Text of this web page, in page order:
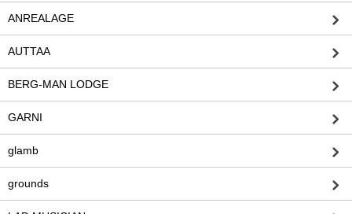
ANREALAGE
AUTTAA
BERG-MAN LODGE
GARNI
glamb
grounds